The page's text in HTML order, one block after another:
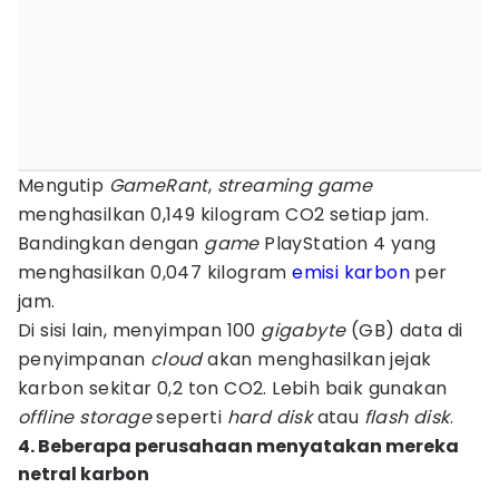
Mengutip GameRant, streaming game
menghasilkan 0,149 kilogram CO2 setiap jam.
Bandingkan dengan gamePlayStation 4 yang
menghasilkan 0,047 kilogramemisi karbon per
jam.
Di sisi lain, menyimpan 100 gigabyte(GB) data di
penyimpanan cloudakan menghasilkan jejak
karbon sekitar 0,2 ton CO2. Lebih baik gunakan
offline storageseperti hard diskatau flash disk.
4. Beberapa perusahaan menyatakan mereka
netral karbon